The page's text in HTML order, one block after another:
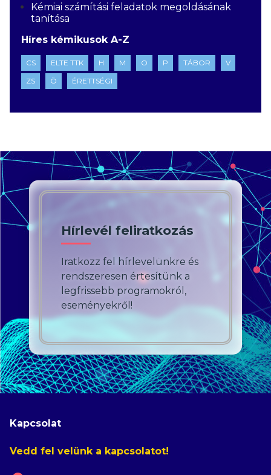
Kémiai számítási feladatok megoldásának
tanítása
Híres kémikusok A-Z
CS ELTE TTK H M O P TÁBOR
V
ZS
Ö ÉRETTSÉGI
Hírlevél feliratkozás
Iratkozz fel hírlevelünkre és
rendszeresen értesítünk a
legfrissebb programokról,
eseményekről!
Kapcsolat
Vedd fel velünk a kapcsolatot!